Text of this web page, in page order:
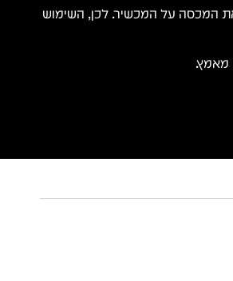
המכסה על המכשיר. לכן, השימוש
מאמץ.